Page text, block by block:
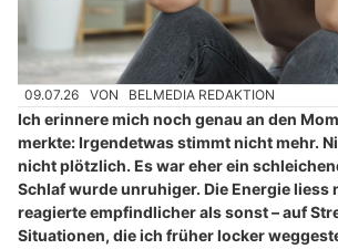
09.07.26 VON BELMEDIA REDAKTION
Ich erinnere mich noch genau an den
merkte: Irgendetwas stimmt nicht mehr.
nicht plötzlich. Es war eher ein
Schlaf wurde unruhiger. Die Energie liess
reagierte empfindlicher als sonst – auf
Situationen, die ich früher locker